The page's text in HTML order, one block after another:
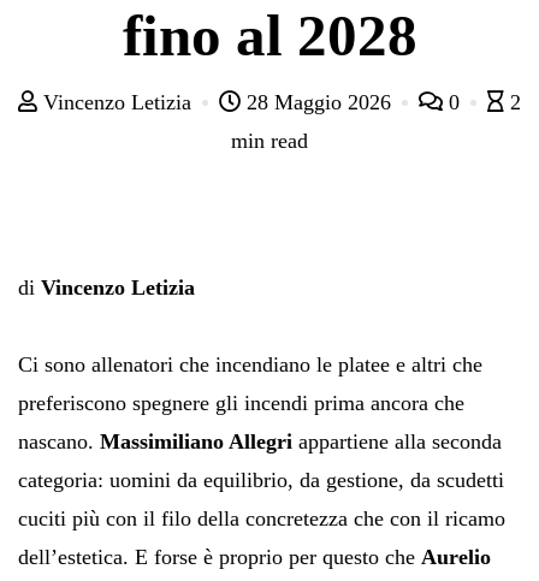
fino al 2028
Vincenzo Letizia 28 Maggio 2026 0
2
min read
di Vincenzo Letizia
Ci sono allenatori che incendiano le platee e altri che
preferiscono spegnere gli incendi prima ancora che
nascano. Massimiliano Allegri appartiene alla seconda
categoria: uomini da equilibrio, da gestione, da scudetti
cuciti più con il filo della concretezza che con il ricamo
dell’estetica. E forse è proprio per questo che Aurelio